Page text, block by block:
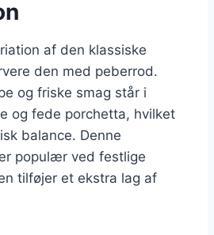
af den klassiske
den med peberrod.
og friske smag står i
og fede porchetta, hvilket
balance. Denne
populær ved festlige
tilføjer et ekstra lag af